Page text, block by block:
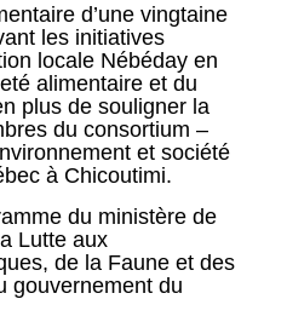
d’une vingtaine
les initiatives
locale Nébéday en
alimentaire et du
plus de souligner la
du consortium –
et société
à Chicoutimi.
du ministère de
Lutte aux
de la Faune et des
gouvernement du